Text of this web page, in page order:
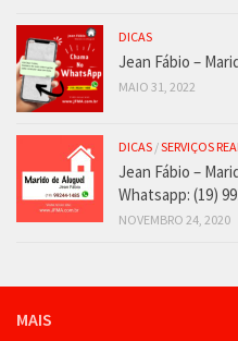
DICAS
Jean Fábio –
MAIO 31, 2022
DICAS /SERVIÇOS
Jean Fábio –
Whatsapp: (19)
NOVEMBRO 24, 2020
MAIS